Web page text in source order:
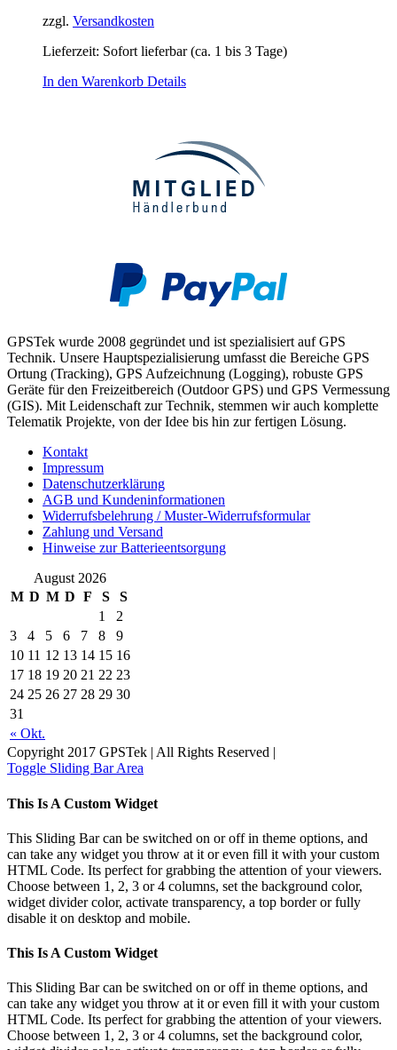
zzgl. Versandkosten
Lieferzeit: Sofort lieferbar (ca. 1 bis 3 Tage)
In den Warenkorb Details
GPSTek wurde 2008 gegründet und ist spezialisiert auf GPS
Technik. Unsere Hauptspezialisierung umfasst die Bereiche GPS
Ortung (Tracking), GPS Aufzeichnung (Logging), robuste GPS
Geräte für den Freizeitbereich (Outdoor GPS) und GPS Vermessung
(GIS). Mit Leidenschaft zur Technik, stemmen wir auch komplette
Telematik Projekte, von der Idee bis hin zur fertigen Lösung.
Kontakt
Impressum
Datenschutzerklärung
AGB und Kundeninformationen
Widerrufsbelehrung / Muster-Widerrufsformular
Zahlung und Versand
Hinweise zur Batterieentsorgung
August 2026
M D M D F S S
« Okt.
1
2
3
4 5 6 7 8
9
10 11 12 13 14 15 16
17 18 19 20 21 22 23
24 25 26 27 28 29 30
31
Copyright 2017 GPSTek | All Rights Reserved |
Toggle Sliding Bar Area
This Is A Custom Widget
This Sliding Bar can be switched on or off in theme options, and
can take any widget you throw at it or even fill it with your custom
HTML Code. Its perfect for grabbing the attention of your viewers.
Choose between 1, 2, 3 or 4 columns, set the background color,
widget divider color, activate transparency, a top border or fully
disable it on desktop and mobile.
This Is A Custom Widget
This Sliding Bar can be switched on or off in theme options, and
can take any widget you throw at it or even fill it with your custom
HTML Code. Its perfect for grabbing the attention of your viewers.
Choose between 1, 2, 3 or 4 columns, set the background color,